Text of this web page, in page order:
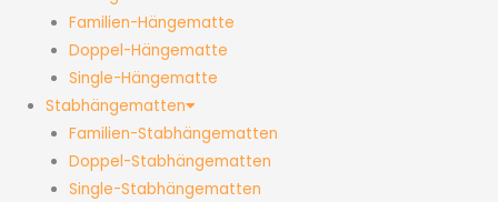
Familien-Hängematte
Doppel-Hängematte
Single-Hängematte
Stabhängematten
Familien-Stabhängematten
Doppel-Stabhängematten
Single-Stabhängematten